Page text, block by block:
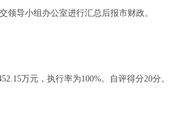
领导小组办公室进行汇总后报市财政。
万元，执行率为100%。自评得分20分。